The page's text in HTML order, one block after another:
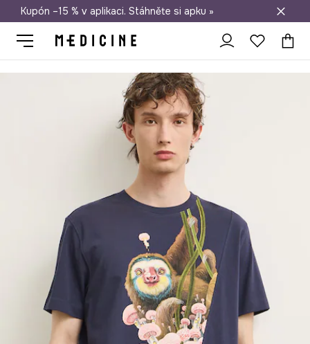
Doprava zdarma při nákupu nad 1 200 Kč
Kupón –15 % v aplikaci. Stáhněte si apku »